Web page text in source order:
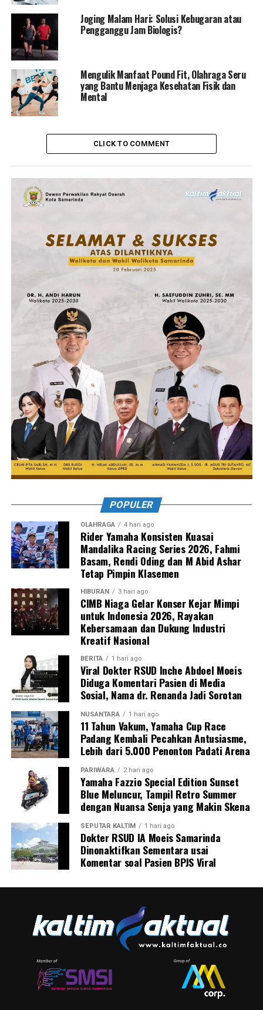
Joging Malam Hari: Solusi Kebugaran atau
Pengganggu Jam Biologis?
Mengulik Manfaat Pound Fit, Olahraga Seru
yang Bantu Menjaga Kesehatan Fisik dan
Mental
CLICK TO COMMENT
POPULER
OLAHRAGA 4 hari ago
Rider Yamaha Konsisten Kuasai
Mandalika Racing Series 2026, Fahmi
Basam, Rendi Oding dan M Abid Ashar
Tetap Pimpin Klasemen
HIBURAN 3 hari ago
CIMB Niaga Gelar Konser Kejar Mimpi
untuk Indonesia 2026, Rayakan
Kebersamaan dan Dukung Industri
Kreatif Nasional
BERITA 1 hari ago
Viral Dokter RSUD Inche Abdoel Moeis
Diduga Komentari Pasien di Media
Sosial, Nama dr. Renanda Jadi Sorotan
NUSANTARA 1 hari ago
11 Tahun Vakum, Yamaha Cup Race
Padang Kembali Pecahkan Antusiasme,
Lebih dari 5.000 Penonton Padati Arena
PARIWARA 2 hari ago
Yamaha Fazzio Special Edition Sunset
Blue Meluncur, Tampil Retro Summer
dengan Nuansa Senja yang Makin Skena
SEPUTAR KALTIM 1 hari ago
Dokter RSUD IA Moeis Samarinda
Dinonaktifkan Sementara usai
Komentar soal Pasien BPJS Viral